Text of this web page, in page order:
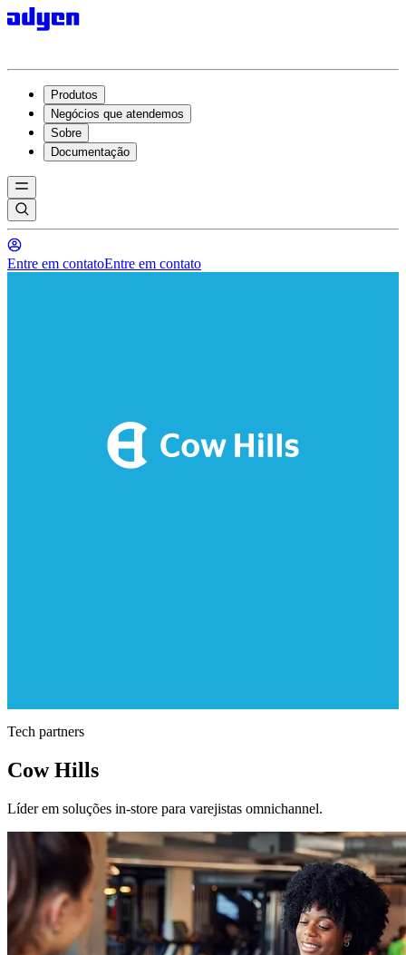
Produtos
Negócios que atendemos
Sobre
Documentação
Entre em contatoEntre em contato
Tech partners
Cow Hills
Líder em soluções in-store para varejistas omnichannel.